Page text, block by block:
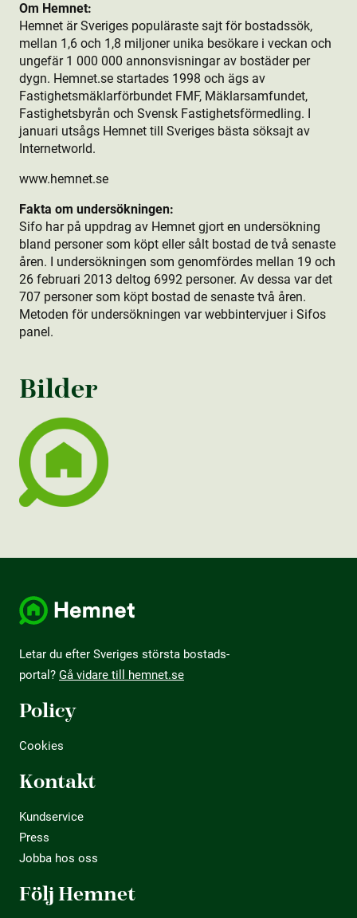
Om Hemnet:
Hemnet är Sveriges populäraste sajt för bostads­sök,
mellan 1,6 och 1,8 miljoner unika besökare i veckan och
ungefär 1 000 000 annonsvisningar av bostäder per
dygn. Hemnet.se startades 1998 och ägs av
Fastighetsmäklarförbundet FMF, Mäklarsamfundet,
Fastighetsbyrån och Svensk Fastighetsförmedling. I
januari utsågs Hemnet till Sveriges bästa söksajt av
Internetworld.
www.hemnet.se
Fakta om undersökningen:
Sifo har på uppdrag av Hemnet gjort en undersökning
bland personer som köpt eller sålt bostad de två senaste
åren. I undersökningen som genomfördes mellan 19 och
26 februari 2013 deltog 6992 personer. Av dessa var det
707 personer som köpt bostad de senaste två åren.
Metod­en för undersökningen var webbintervjuer i Sifos
panel.
Bilder
Letar du efter Sveriges största bostads­
portal? Gå vidare till hemnet.se
Policy
Cookies
Kontakt
Kundservice
Press
Jobba hos oss
Följ Hemnet